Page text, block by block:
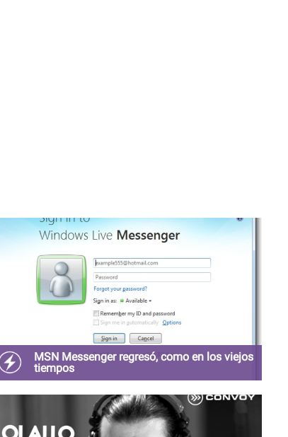
MSN Messenger regresó, como en los viejos
tiempos
excelencia esta regreso en forma de App para
dispositivos con sistema operativo android,